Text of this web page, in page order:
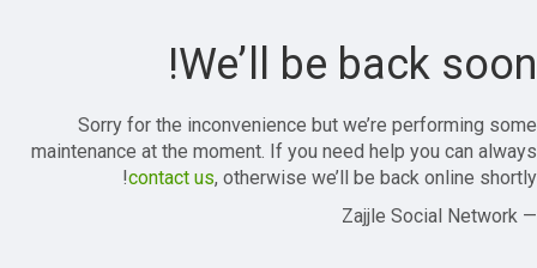
We’ll be back soon!
Sorry for the inconvenience but we’re performing some
maintenance at the moment. If you need help you can always
contact us, otherwise we’ll be back online shortly!
— Zajjle Social Network